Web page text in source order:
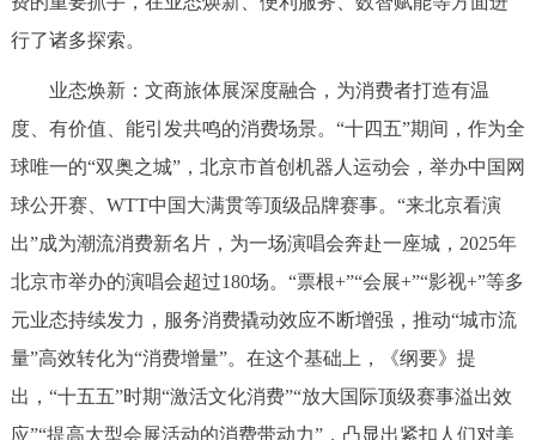
行了诸多探索。
业态焕新：文商旅体展深度融合，为消费者打造有温
度、有价值、能引发共鸣的消费场景。“十四五”期间，作为全
球唯一的“双奥之城”，北京市首创机器人运动会，举办中国网
球公开赛、WTT中国大满贯等顶级品牌赛事。“来北京看演
出”成为潮流消费新名片，为一场演唱会奔赴一座城，2025年
北京市举办的演唱会超过180场。“票根+”“会展+”“影视+”等多
元业态持续发力，服务消费撬动效应不断增强，推动“城市流
量”高效转化为“消费增量”。在这个基础上，《纲要》提
出，“十五五”时期“激活文化消费”“放大国际顶级赛事溢出效
应”“提高大型会展活动的消费带动力”，凸显出紧扣人们对美